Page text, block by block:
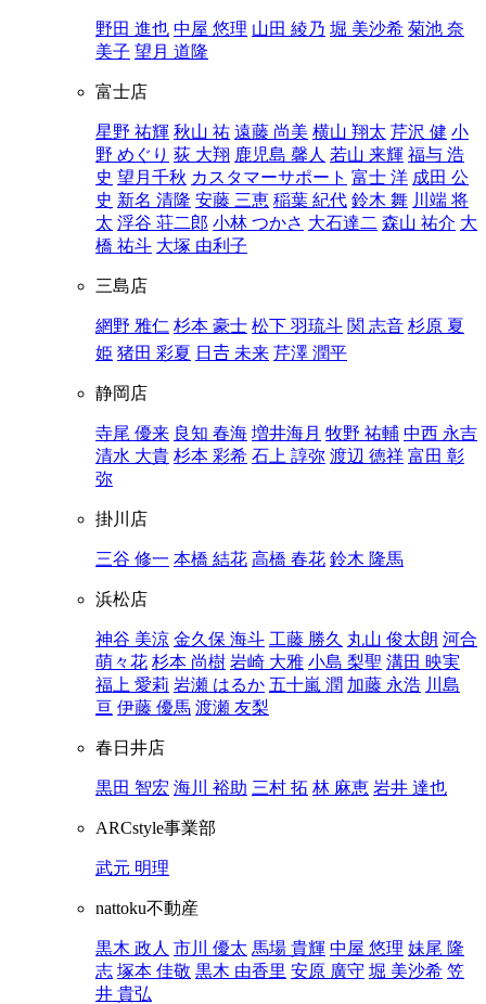
野田 進也 中屋 悠理 山田 綾乃 堀 美沙希 菊池 奈
美子 望月 道隆
富士店
星野 祐輝 秋山 祐 遠藤 尚美 横山 翔太 芹沢 健 小
野 めぐり 荻 大翔 鹿児島 馨人 若山 来輝 福与 浩
史 望月千秋 カスタマーサポート 富士 洋 成田 公
史 新名 清隆 安藤 三恵 稲葉 紀代 鈴木 舞 川端 将
太 浮谷 荘二郎 小林 つかさ 大石達二 森山 祐介 大
橋 祐斗 大塚 由利子
三島店
網野 雅仁 杉本 豪士 松下 羽琉斗 関 志音 杉原 夏
姫 猪田 彩夏 日𠮷 未来 芹澤 潤平
静岡店
寺尾 優来 良知 春海 増井海月 牧野 祐輔 中西 永吉
清水 大貴 杉本 彩希 石上 諄弥 渡辺 徳祥 富田 彰
弥
掛川店
三谷 修一 本橋 結花 高橋 春花 鈴木 隆馬
浜松店
神谷 美涼 金久保 海斗 工藤 勝久 丸山 俊太朗 河合
萌々花 杉本 尚樹 岩崎 大雅 小島 梨聖 溝田 映実
福上 愛莉 岩瀬 はるか 五十嵐 潤 加藤 永浩 川島
亘 伊藤 優馬 渡瀬 友梨
春日井店
黒田 智宏 海川 裕助 三村 拓 林 麻恵 岩井 達也
ARCstyle事業部
武元 明理
nattoku不動産
黒木 政人 市川 優太 馬場 貴輝 中屋 悠理 妹尾 隆
志 塚本 佳敬 黒木 由香里 安原 廣守 堀 美沙希 笠
井 貴弘